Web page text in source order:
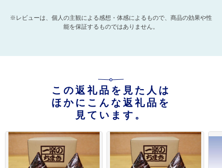
※レビューは、個人の主観による感想・体感によるもので、商品の効果や性
能を保証するものではありません。
この返礼品を見た人は
ほかにこんな返礼品を
見ています。